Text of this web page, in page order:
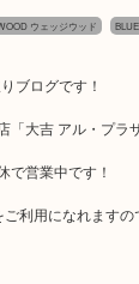
ウェッジウッド
ブログです！
大吉 アル・プラ
で営業中です！
利用になれますの